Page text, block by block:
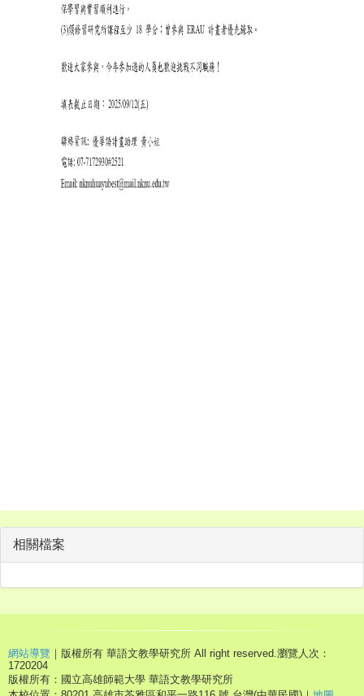
相關檔案
網站導覽 ｜版權所有 華語文教學研究所 All right reserved. 瀏覽人次：
1720204
版權所有：國立高雄師範大學 華語文教學研究所